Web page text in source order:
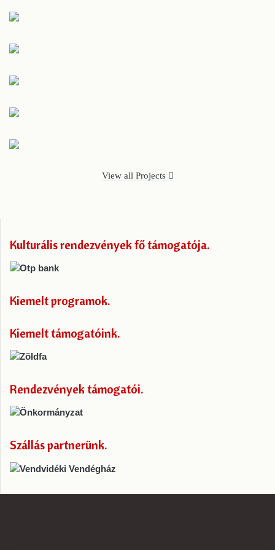
View all Projects
Kulturális rendezvények fő támogatója
Kiemelt programok
Kiemelt támogatóink
Rendezvények támogatói
Szállás partnerünk